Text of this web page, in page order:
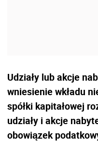
Udziały lub akcje
wniesienie wkładu
spółki kapitałowej
udziały i akcje
obowiązek